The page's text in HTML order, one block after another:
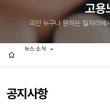
고용
국민 누구나 원하는 일자리에
공지사항
뉴스·소식